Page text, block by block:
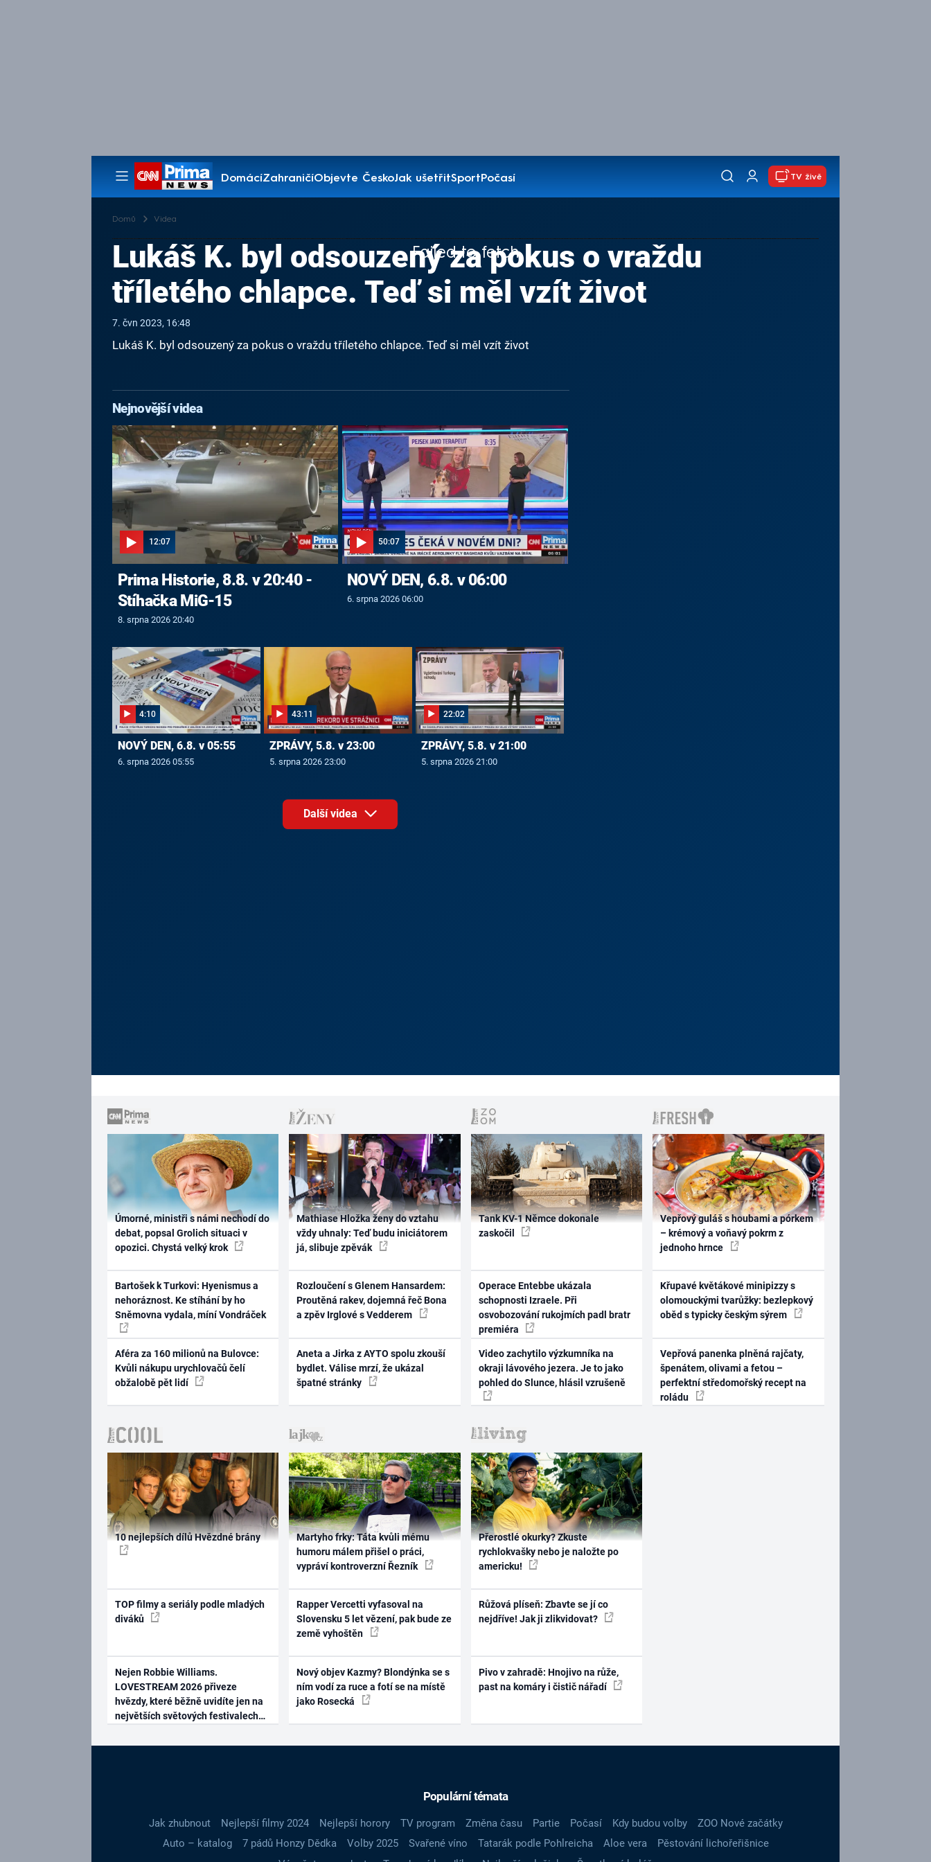
DomácíZahraničíObjevte ČeskoJak ušetřitSportPočasí
Pořady
TV živě
Domů Videa
Failed to fetch
Lukáš K. byl odsouzený za pokus o vraždu
tříletého chlapce. Teď si měl vzít život
7. čvn 2023, 16:48
Lukáš K. byl odsouzený za pokus o vraždu tříletého chlapce. Teď si měl vzít život
Nejnovější videa
12:07
Prima Historie, 8.8. v 20:40 -
Stíhačka MiG-15
8. srpna 2026 20:40
50:07
NOVÝ DEN, 6.8. v 06:00
6. srpna 2026 06:00
4:10
NOVÝ DEN, 6.8. v 05:55
6. srpna 2026 05:55
43:11
ZPRÁVY, 5.8. v 23:00
5. srpna 2026 23:00
22:02
ZPRÁVY, 5.8. v 21:00
5. srpna 2026 21:00
Další videa
Úmorné, ministři s námi nechodí do
debat, popsal Grolich situaci v
opozici. Chystá velký krok
Bartošek k Turkovi: Hyenismus a
nehoráznost. Ke stíhání by ho
Sněmovna vydala, míní Vondráček
Aféra za 160 milionů na Bulovce:
Kvůli nákupu urychlovačů čelí
obžalobě pět lidí
Mathiase Hložka ženy do vztahu
vždy uhnaly: Teď budu iniciátorem
já, slibuje zpěvák
Rozloučení s Glenem Hansardem:
Proutěná rakev, dojemná řeč Bona
a zpěv Irglové s Vedderem
Aneta a Jirka z AYTO spolu zkouší
bydlet. Válise mrzí, že ukázal
špatné stránky
Tank KV-1 Němce dokonale
zaskočil
Operace Entebbe ukázala
schopnosti Izraele. Při
osvobozování rukojmích padl bratr
premiéra
Video zachytilo výzkumníka na
okraji lávového jezera. Je to jako
pohled do Slunce, hlásil vzrušeně
Vepřový guláš s houbami a pórkem
– krémový a voňavý pokrm z
jednoho hrnce
Křupavé květákové minipizzy s
olomouckými tvarůžky: bezlepkový
oběd s typicky českým sýrem
Vepřová panenka plněná rajčaty,
špenátem, olivami a fetou –
perfektní středomořský recept na
roládu
10 nejlepších dílů Hvězdné brány
TOP filmy a seriály podle mladých
diváků
Nejen Robbie Williams.
LOVESTREAM 2026 přiveze
hvězdy, které běžně uvidíte jen na
největších světových festivalech
Martyho frky: Táta kvůli mému
humoru málem přišel o práci,
vypráví kontroverzní Řezník
Rapper Vercetti vyfasoval na
Slovensku 5 let vězení, pak bude ze
země vyhoštěn
Nový objev Kazmy? Blondýnka se s
ním vodí za ruce a fotí se na místě
jako Rosecká
Přerostlé okurky? Zkuste
rychlokvašky nebo je naložte po
americku!
Růžová plíseň: Zbavte se jí co
nejdříve! Jak ji zlikvidovat?
Pivo v zahradě: Hnojivo na růže,
past na komáry i čistič nářadí
Populární témata
Jak zhubnout Nejlepší filmy 2024 Nejlepší horory TV program Změna času Partie Počasí Kdy budou volby
ZOO Nové začátky
Auto – katalog
7 pádů Honzy Dědka Volby 2025 Svařené víno Tatarák podle Pohlreicha Aloe vera
Pěstování lichořeřišnice